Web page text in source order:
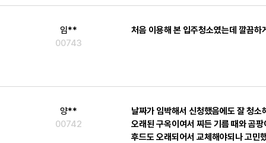
임**
00743
처음 이용해 본 입주청소였는데 깔끔
양**
00742
날짜가 임박해서 신청했음에도 잘 청소
오래된 구옥이여서 찌든 기름 때와 곰
후드도 오래되어서 교체해야되나 고민